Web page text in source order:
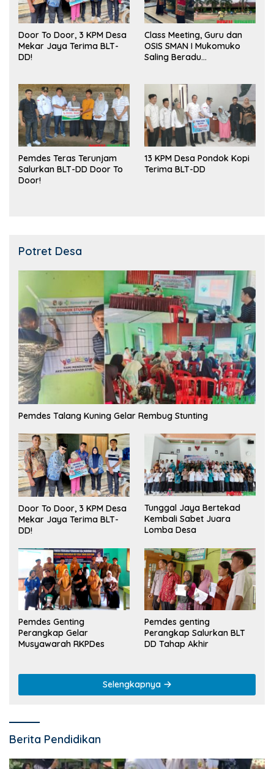
Door To Door, 3 KPM Desa
Mekar Jaya Terima BLT-
DD!
Class Meeting, Guru dan
OSIS SMAN I Mukomuko
Saling Beradu
Pemdes Teras Terunjam
Salurkan BLT-DD Door To
Door!
13 KPM Desa Pondok Kopi
Terima BLT-DD
Potret Desa
Pemdes Talang Kuning Gelar Rembug Stunting
Door To Door, 3 KPM Desa
Mekar Jaya Terima BLT-
DD!
Tunggal Jaya Bertekad
Kembali Sabet Juara
Lomba Desa
Pemdes Genting
Perangkap Gelar
Musyawarah RKPDes
Pemdes genting
Perangkap Salurkan BLT
DD Tahap Akhir
Selengkapnya
Berita Pendidikan